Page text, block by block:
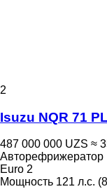
2
Isuzu NQR 71 PL
487 000 000 UZS ≈
Авторефрижератор
Euro 2
Мощность 121 л.с.